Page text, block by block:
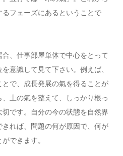
フェーズにあるということで
、仕事部屋単体で中心をとって
意識して見て下さい。例えば、
で、成長発展の氣を得ることが
土の氣を整えて、しっかり根っ
です。自分の今の状態を自然界
れば、問題の何が原因で、何が
できます。